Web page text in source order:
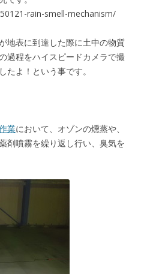
rain-smell-mechanism/
地表に到達した際に土中の物質
過程をハイスピードカメラで撮
たよ！という事です。
業において、オゾンの燻蒸や、
剤噴霧を繰り返し行い、臭気を